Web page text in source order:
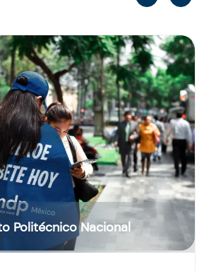
Politécnico Nacional